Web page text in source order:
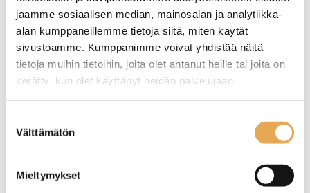
jaamme sosiaalisen median, mainosalan ja analytiikka-
alan kumppaneillemme tietoja siitä, miten käytät
sivustoamme. Kumppanimme voivat yhdistää näitä
tietoja muihin tietoihin, joita olet antanut heille tai joita on
kerätty, kun olet käyttänyt heidän palvelujaan.
valinta
Välttämätön
Mieltymykset
Olutlasi Revival
Pinoutuva
Reunakarkaistu
Kahvikuppi